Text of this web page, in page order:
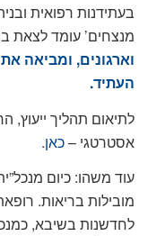
בעתידנות רפואית
מנצחים’ עומד לצאת
וארגונים, ומביאה
העתיד.
לתיאום תהליך ייעוץ,
אסטרטגי –כאן.
עוד משהו: כיום
מובילות בריאות.
לחדשנות בשיבא,